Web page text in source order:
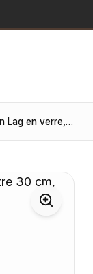
Suspension Lag en verre, diamètre 30 cm, finition dorée